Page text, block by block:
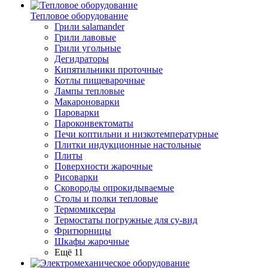
Тепловое оборудование
Грили salamander
Грили лавовые
Грили угольные
Дегидраторы
Кипятильники проточные
Котлы пищеварочные
Лампы тепловые
Макароноварки
Пароварки
Пароконвектоматы
Печи коптильни и низкотемпературные
Плитки индукционные настольные
Плиты
Поверхности жарочные
Рисоварки
Сковороды опрокидываемые
Столы и полки тепловые
Термомиксеры
Термостаты погружные для су-вид
Фритюрницы
Шкафы жарочные
Ещё 11